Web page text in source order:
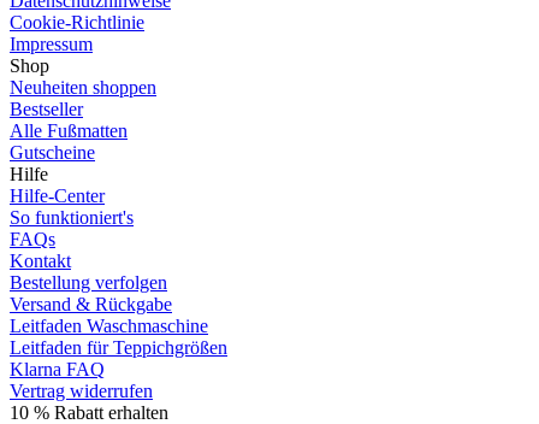
Cookie-Richtlinie
Impressum
Shop
Neuheiten shoppen
Bestseller
Alle Fußmatten
Gutscheine
Hilfe
Hilfe-Center
So funktioniert's
FAQs
Kontakt
Bestellung verfolgen
Versand & Rückgabe
Leitfaden Waschmaschine
Leitfaden für Teppichgrößen
Klarna FAQ
Vertrag widerrufen
10 % Rabatt erhalten